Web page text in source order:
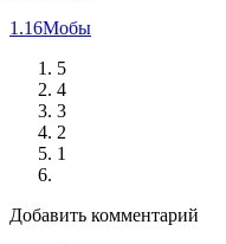
1.16Мобы
5
4
3
2
1
Добавить комментарий